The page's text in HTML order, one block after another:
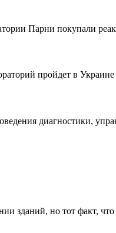
Парни покупали
пройдет в
диагностики,
зданий, но тот факт,